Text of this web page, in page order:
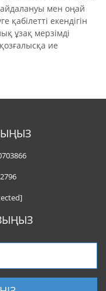
мен оңай
қабілетті екендігін
ұзақ мерзімді
ие